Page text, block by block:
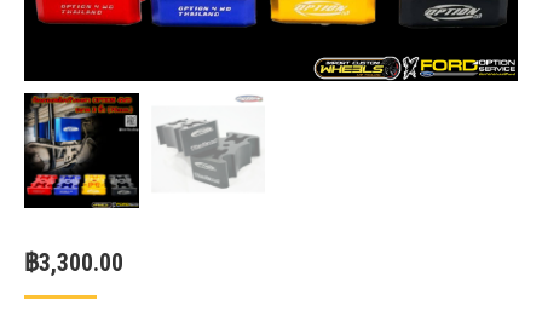
฿3,300.00